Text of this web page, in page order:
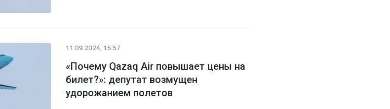
11.09.2024, 15:57
«Почему Qazaq Air повышает цены на
билет?»: депутат возмущен
удорожанием полетов